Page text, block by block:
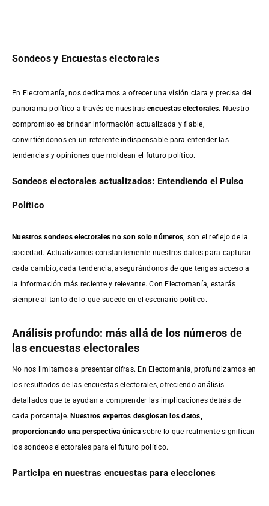
Sondeos y Encuestas electorales
En Electomanía, nos dedicamos a ofrecer una visión clara y precisa del
panorama político a través de nuestras encuestas electorales. Nuestro
compromiso es brindar información actualizada y fiable,
convirtiéndonos en un referente indispensable para entender las
tendencias y opiniones que moldean el futuro político.
Sondeos electorales actualizados: Entendiendo el Pulso
Político
Nuestros sondeos electorales no son solo números; son el reflejo de la
sociedad. Actualizamos constantemente nuestros datos para capturar
cada cambio, cada tendencia, asegurándonos de que tengas acceso a
la información más reciente y relevante. Con Electomanía, estarás
siempre al tanto de lo que sucede en el escenario político.
Análisis profundo: más allá de los números de
las encuestas electorales
No nos limitamos a presentar cifras. En Electomanía, profundizamos en
los resultados de las encuestas electorales, ofreciendo análisis
detallados que te ayudan a comprender las implicaciones detrás de
cada porcentaje.Nuestros expertos desglosan los datos,
proporcionando una perspectiva única sobre lo que realmente significan
los sondeos electorales para el futuro político.
Participa en nuestras encuestas para elecciones